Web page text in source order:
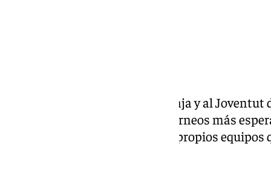
El partido que enfrenta al Unicaja y al
, uno de los torneos más
ilusión generan, tanto para los propios